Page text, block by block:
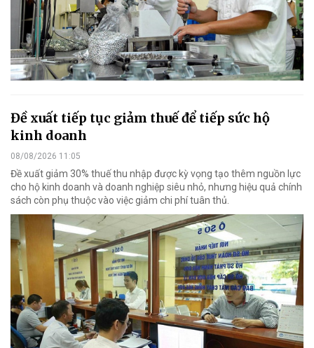
Đề xuất tiếp tục giảm thuế để tiếp sức hộ
kinh doanh
08/08/2026 11:05
Đề xuất giảm 30% thuế thu nhập được kỳ vọng tạo thêm nguồn lực
cho hộ kinh doanh và doanh nghiệp siêu nhỏ, nhưng hiệu quả chính
sách còn phụ thuộc vào việc giảm chi phí tuân thủ.